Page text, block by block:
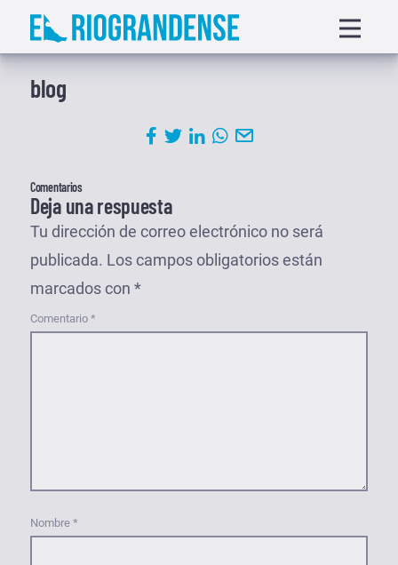
Saltar
menu
blog
Comentarios
Deja una respuesta
Tu dirección de correo electrónico no será
publicada. Los campos obligatorios están
marcados con *
Comentario *
Nombre *